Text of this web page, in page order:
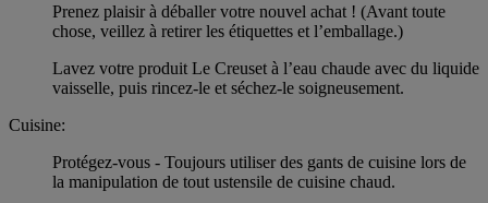
Prenez plaisir à déballer votre nouvel achat ! (Avant toute
chose, veillez à retirer les étiquettes et l’emballage.)
Lavez votre produit Le Creuset à l’eau chaude avec du liquide
vaisselle, puis rincez-le et séchez-le soigneusement.
Cuisine:
Protégez-vous - Toujours utiliser des gants de cuisine lors de
la manipulation de tout ustensile de cuisine chaud.